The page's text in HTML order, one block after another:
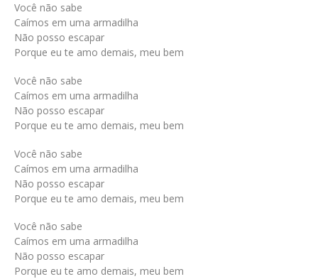
Você não sabe
Caímos em uma armadilha
Não posso escapar
Porque eu te amo demais, meu bem
Você não sabe
Caímos em uma armadilha
Não posso escapar
Porque eu te amo demais, meu bem
Você não sabe
Caímos em uma armadilha
Não posso escapar
Porque eu te amo demais, meu bem
Você não sabe
Caímos em uma armadilha
Não posso escapar
Porque eu te amo demais, meu bem